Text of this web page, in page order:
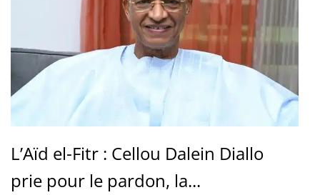
L’Aïd el-Fitr : Cellou Dalein Diallo
prie pour le pardon, la...